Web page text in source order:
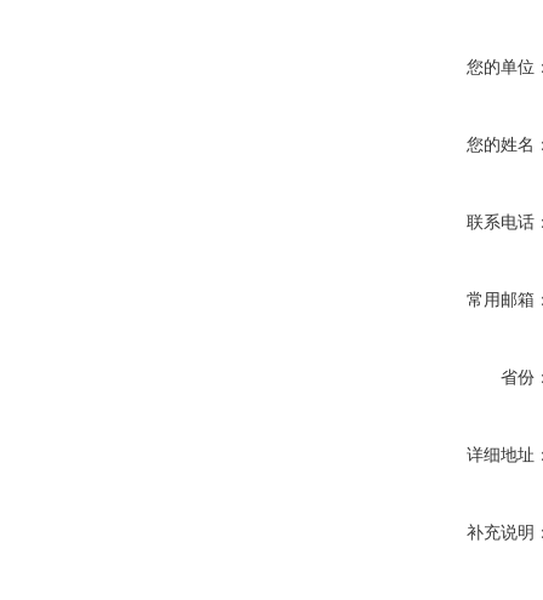
您的单位
您的姓名
联系电话
常用邮箱
省份
详细地址
补充说明